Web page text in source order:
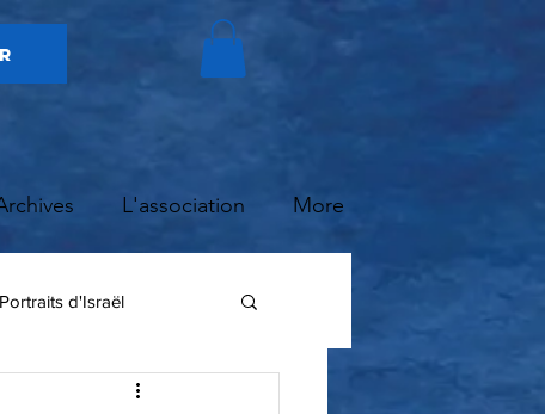
L'association More
Portraits d'Israël